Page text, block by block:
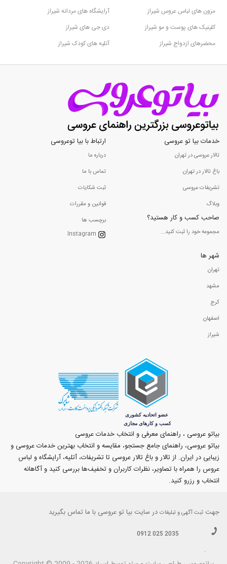
مزون های لباس عروس شیراز
آرایشگاه های مردانه شیراز
کلینیک های پوست و مو شیراز
دی جی های شیراز
محضرهای ازدواج شیراز
آتلیه های کودک شیراز
خدمات بیا تو عروسی
تالار عروسی در تهران
باغ تالار در تهران
تشریفات عروسی
وبلاگ
صاحب کسب و کار هستید؟
مجموعه خود را ثبت کنید...
ارتباط با بیا توعروسی
درباره ما
تماس با ما
ثبت شکایات
قوانین و مقررات
برچسب ها
Instagram
شهر ها
تهران
مشهد
کرج
اصفهان
شیراز
بیاتو عروسی ، راهنمای معرفی و انتخاب خدمات عروسی
بیاتو عروسی، راهنمای جامع جستجو، مقایسه و انتخاب بهترین خدمات عروسی و
زیبایی در ایران. از تالار و باغ تالار عروسی تا تشریفات، آتلیه، آرایشگاه و لباس
عروس را همراه با تصاویر، نظرات کاربران و تخفیف‌ها بررسی کنید و آگاهانه
انتخاب و رزرو کنید.
جهت ثبت آگهی و تبلیغات در سایت بیا تو عروسی با ما تماس بگیرید
0912 025 2035
.